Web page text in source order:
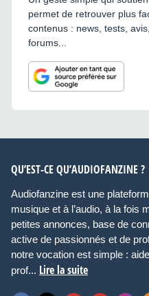
permet de retrouver plus
contenus : news, tests,
forums...
QU’EST-CE QU’AUDIOFANZINE ?
Audiofanzine est une
musique et à l’audio, à la fois
petites annonces, base de
active de passionnés et de
notre vocation est simple :
prof... Lire la suite